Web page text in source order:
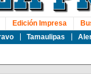
Tamaulipas
Edición Impresa